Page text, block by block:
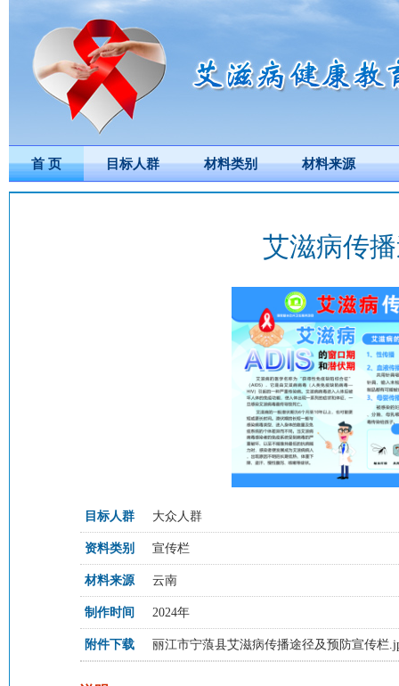
首 页 目标人群 材料类别 材料来源
艾滋病传
目标人群 大众人群
资料类别 宣传栏
材料来源 云南
制作时间 2024年
附件下载 丽江市宁蒗县艾滋病传播途径及预防宣传栏